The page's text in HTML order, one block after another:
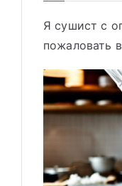
Я сушист с
пожаловать